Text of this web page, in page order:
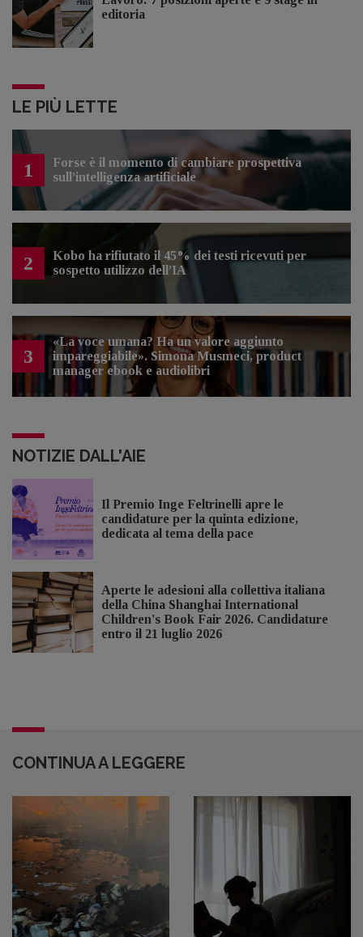
editoria
LE PIÙ LETTE
1
Forse è il momento di cambiare prospettiva
sull’intelligenza artificiale
2
Kobo ha rifiutato il 45% dei testi ricevuti per
sospetto utilizzo dell’IA
3
«La voce umana? Ha un valore aggiunto
impareggiabile». Simona Musmeci, product
manager ebook e audiolibri
NOTIZIE DALL'AIE
Il Premio Inge Feltrinelli apre le
candidature per la quinta edizione,
dedicata al tema della pace
Aperte le adesioni alla collettiva italiana
della China Shanghai International
Children's Book Fair 2026. Candidature
entro il 21 luglio 2026
CONTINUA A LEGGERE